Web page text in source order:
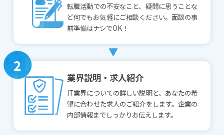
転職活動での不安なこと、疑問に思うことな
ど何でもお気軽にご相談ください。面談の事
前準備はナシでOK！
2
業界説明・求人紹介
IT業界についての詳しい説明と、あなたの希
望に合わせた求人のご紹介をします。企業の
内部情報までしっかりお伝えします。